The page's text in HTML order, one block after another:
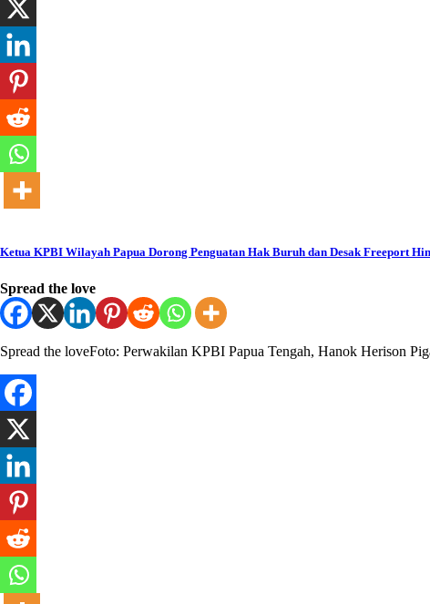
Ketua KPBI Wilayah Papua Dorong Penguatan Hak Buruh dan Desak Freeport
Spread the love
Spread the loveFoto: Perwakilan KPBI Papua Tengah, Hanok Herison